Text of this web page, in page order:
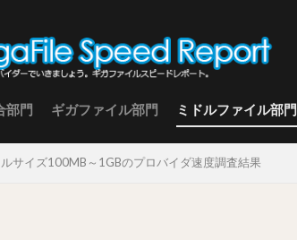
部門 ギガファイル部門 ミドルファイル部門
サイズ100MB～1GBのプロバイダ速度調査結果